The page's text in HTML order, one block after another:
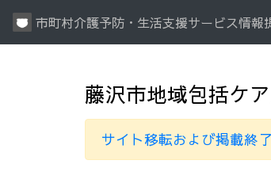
市町村介護予防・生活支援サービス情報
藤沢市地域包括ケ
サイト移転および掲載終